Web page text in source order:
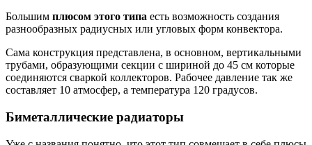
Большим плюсом этого типа есть возможность создания
разнообразных радиусных или угловых форм конвектора.
Сама конструкция представлена, в основном, вертикальными
трубами, образующими секции с шириной до 45 см которые
соединяются сваркой коллекторов. Рабочее давление так же
составляет 10 атмосфер, а температура 120 градусов.
Биметаллические радиаторы